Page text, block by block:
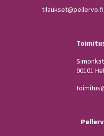
tilaukset@pellervo.fi
00101